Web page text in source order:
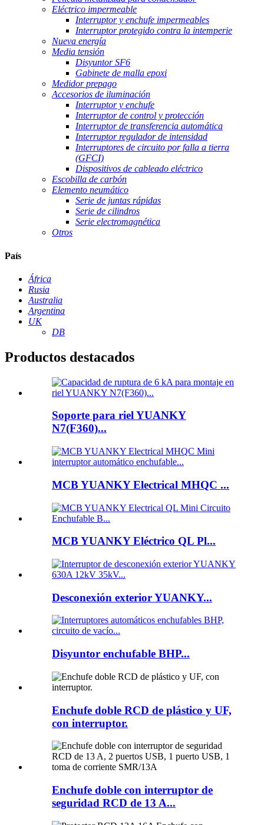
Eléctrico impermeable
Interruptor y enchufe impermeables
Interruptor protegido contra la intemperie
Nueva energía
Media tensión
Disyuntor SF6
Gabinete de malla epoxi
Medidor prepago
Accesorios de iluminación
Interruptor y enchufe
Interruptor de control y protección
Interruptor de transferencia automática
Interruptor regulador de intensidad
Interruptores de circuito por falla a tierra
(GFCI)
Dispositivos de cableado eléctrico
Escobilla de carbón
Elemento neumático
Serie de juntas rápidas
Serie de cilindros
Serie electromagnética
Otros
País
África
Rusia
Australia
Argentina
UK
DB
Productos destacados
Soporte para riel YUANKY
N7(F360)...
MCB YUANKY Electrical MHQC ...
MCB YUANKY Eléctrico QL Pl...
Desconexión exterior YUANKY...
Disyuntor enchufable BHP...
Enchufe doble RCD de plástico y UF,
con interruptor.
Enchufe doble con interruptor de
seguridad RCD de 13 A...